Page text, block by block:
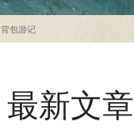
背包游记
最新文章